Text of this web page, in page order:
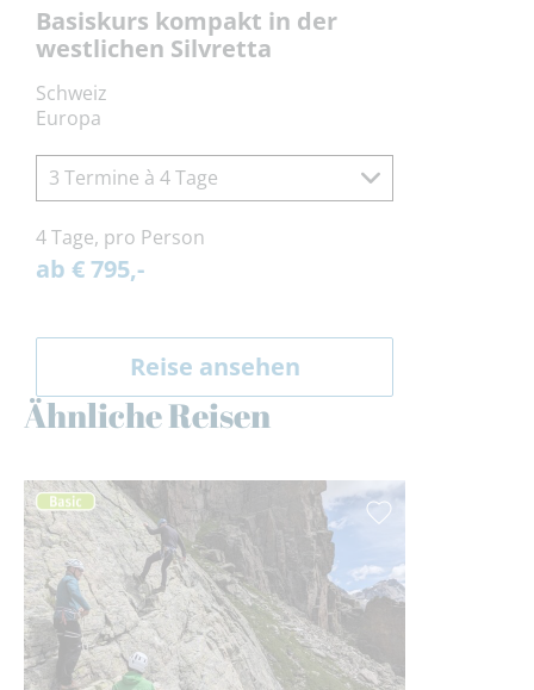
Basiskurs kompakt in der
westlichen Silvretta
Schweiz
Europa
3 Termine à 4 Tage
4 Tage, pro Person
ab € 795,-
Reise ansehen
Ähnliche Reisen